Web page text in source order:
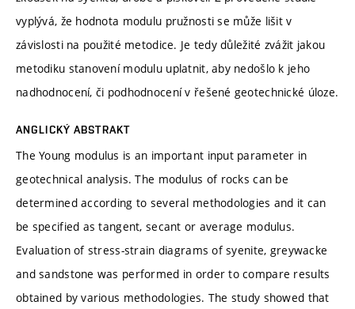
vyplývá, že hodnota modulu pružnosti se může lišit v
závislosti na použité metodice. Je tedy důležité zvážit jakou
metodiku stanovení modulu uplatnit, aby nedošlo k jeho
nadhodnocení, či podhodnocení v řešené geotechnické úloze.
ANGLICKÝ ABSTRAKT
The Young modulus is an important input parameter in
geotechnical analysis. The modulus of rocks can be
determined according to several methodologies and it can
be specified as tangent, secant or average modulus.
Evaluation of stress-strain diagrams of syenite, greywacke
and sandstone was performed in order to compare results
obtained by various methodologies. The study showed that